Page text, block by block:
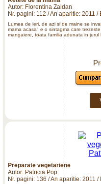
Autor: Florentina Zaidan
Nr. pagini: 112 / An aparitie: 2011 /
Lumea de ieri, de azi si de maine se
mama acasa" e o sintagma care
mangaiere, toata familia adunata in jurul
Preparate vegetariene
Autor: Patricia Pop
Nr. pagini: 136 / An aparitie: 2011 /